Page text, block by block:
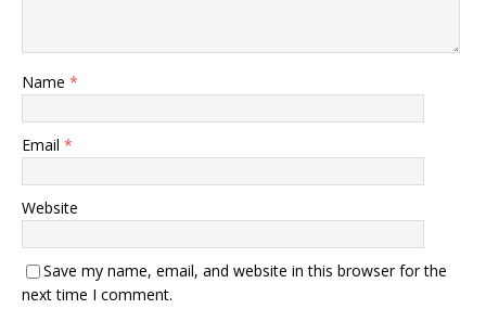
Name *
Email *
Website
Save my name, email, and website in this browser for the
next time I comment.